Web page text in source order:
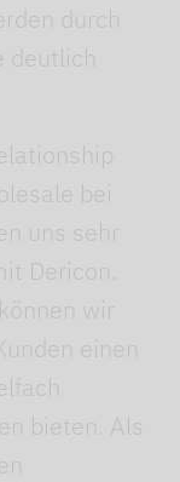
durch
deutlich
bei
uns sehr
Dericon.
wir
einen
bieten. Als